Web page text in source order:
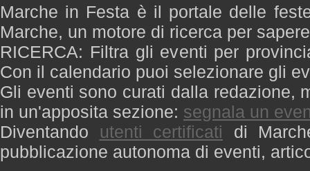
Marche in Festa è il portale delle
Marche, un motore di ricerca per
RICERCA: Filtra gli eventi per
Con il calendario puoi selezionare gli
Gli eventi sono curati dalla redazione,
in un'apposita sezione: segnala un
Diventando utenti certificati di
pubblicazione autonoma di eventi,